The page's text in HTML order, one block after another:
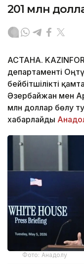
201 млн
АСТАНА.
департаменті
бейбітшілікті
Әзербайжан мен
млн доллар бөлу
хабарлайды
Фото: Анадолу